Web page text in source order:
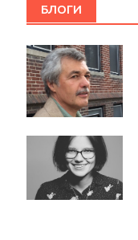
БЛОГИ